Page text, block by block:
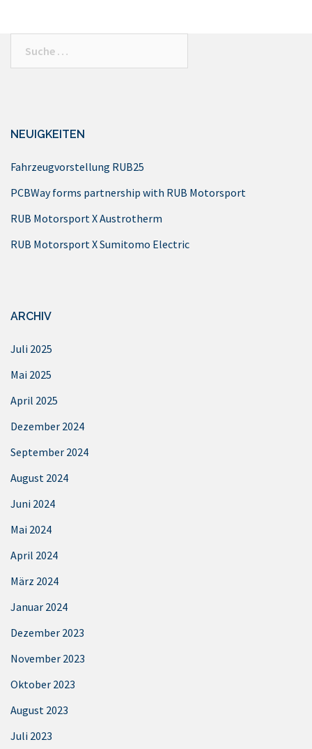
NEUIGKEITEN
Fahrzeugvorstellung RUB25
PCBWay forms partnership with RUB Motorsport
RUB Motorsport X Austrotherm
RUB Motorsport X Sumitomo Electric
ARCHIV
Juli 2025
Mai 2025
April 2025
Dezember 2024
September 2024
August 2024
Juni 2024
Mai 2024
April 2024
März 2024
Januar 2024
Dezember 2023
November 2023
Oktober 2023
August 2023
Juli 2023